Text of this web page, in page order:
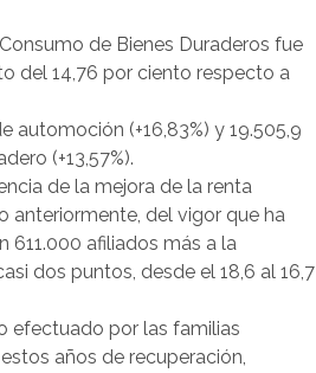
de Bienes Duraderos fue
del 14,76 por ciento respecto a
automoción (+16,83%) y 19.505,9
(+13,57%).
de la mejora de la renta
anteriormente, del vigor que ha
611.000 afiliados más a la
dos puntos, desde el 18,6 al 16,7
efectuado por las familias
años de recuperación,